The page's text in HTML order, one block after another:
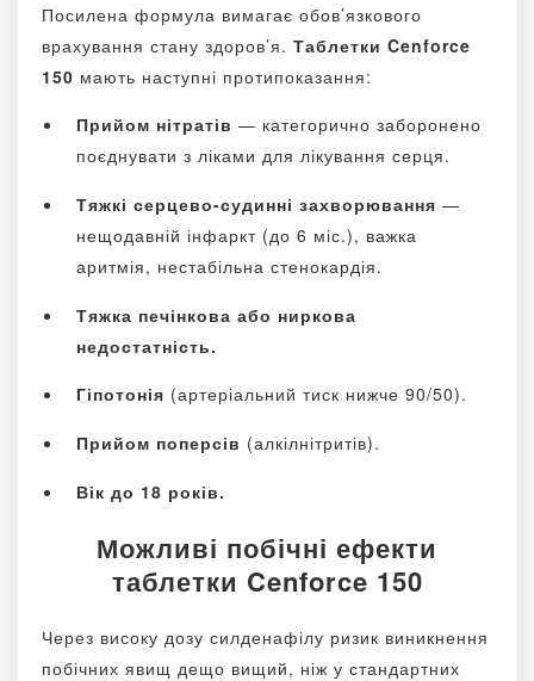
Посилена формула вимагає обов’язкового
врахування стану здоров’я. Таблетки Cenforce
150 мають наступні протипоказання:
Прийом нітратів — категорично заборонено
поєднувати з ліками для лікування серця.
Тяжкі серцево-судинні захворювання —
нещодавній інфаркт (до 6 міс.), важка
аритмія, нестабільна стенокардія.
Тяжка печінкова або ниркова
недостатність.
Гіпотонія (артеріальний тиск нижче 90/50).
Прийом поперсів (алкілнітритів).
Вік до 18 років.
Можливі побічні ефекти
таблетки Cenforce 150
Через високу дозу силденафілу ризик виникнення
побічних явищ дещо вищий, ніж у стандартних